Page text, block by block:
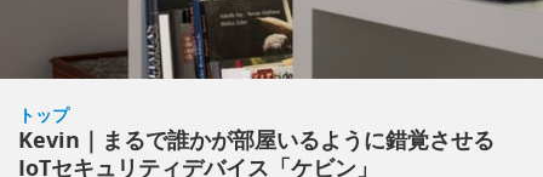
トップ
Kevin｜まるで誰かが部屋いるように錯覚させる
IoTセキュリティデバイス「ケビン」